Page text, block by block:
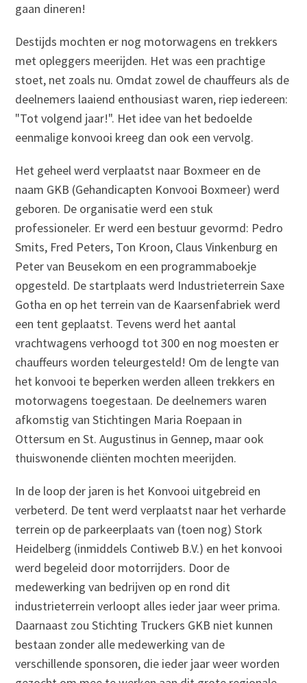
gaan dineren!
Destijds mochten er nog motorwagens en trekkers
met opleggers meerijden. Het was een prachtige
stoet, net zoals nu. Omdat zowel de chauffeurs als de
deelnemers laaiend enthousiast waren, riep iedereen:
"Tot volgend jaar!". Het idee van het bedoelde
eenmalige konvooi kreeg dan ook een vervolg.
Het geheel werd verplaatst naar Boxmeer en de
naam GKB (Gehandicapten Konvooi Boxmeer) werd
geboren. De organisatie werd een stuk
professioneler. Er werd een bestuur gevormd: Pedro
Smits, Fred Peters, Ton Kroon, Claus Vinkenburg en
Peter van Beusekom en een programmaboekje
opgesteld. De startplaats werd Industrieterrein Saxe
Gotha en op het terrein van de Kaarsenfabriek werd
een tent geplaatst. Tevens werd het aantal
vrachtwagens verhoogd tot 300 en nog moesten er
chauffeurs worden teleurgesteld! Om de lengte van
het konvooi te beperken werden alleen trekkers en
motorwagens toegestaan. De deelnemers waren
afkomstig van Stichtingen Maria Roepaan in
Ottersum en St. Augustinus in Gennep, maar ook
thuiswonende cliënten mochten meerijden.
In de loop der jaren is het Konvooi uitgebreid en
verbeterd. De tent werd verplaatst naar het verharde
terrein op de parkeerplaats van (toen nog) Stork
Heidelberg (inmiddels Contiweb B.V.) en het konvooi
werd begeleid door motorrijders. Door de
medewerking van bedrijven op en rond dit
industrieterrein verloopt alles ieder jaar weer prima.
Daarnaast zou Stichting Truckers GKB niet kunnen
bestaan zonder alle medewerking van de
verschillende sponsoren, die ieder jaar weer worden